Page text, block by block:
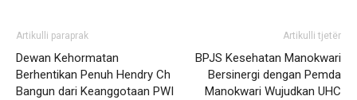
Artikulli paraprak
Dewan Kehormatan
Berhentikan Penuh Hendry Ch
Bangun dari Keanggotaan PWI
Artikulli tjetër
BPJS Kesehatan Manokwari
Bersinergi dengan Pemda
Manokwari Wujudkan UHC